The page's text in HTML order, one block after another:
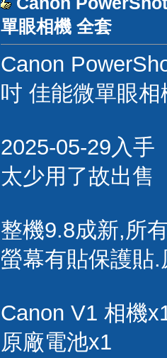
單眼相機 全套
Canon
吋 佳能微單眼相
2025-05-29入手
太少用了故出售
整機9.8成新,所
螢幕有貼保護貼
Canon V1 相機
原廠電池x1